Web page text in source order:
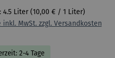
4.5 Liter (10,00 € / 1 Liter)
inkl. MwSt. zzgl. Versandkosten
2-4 Tage